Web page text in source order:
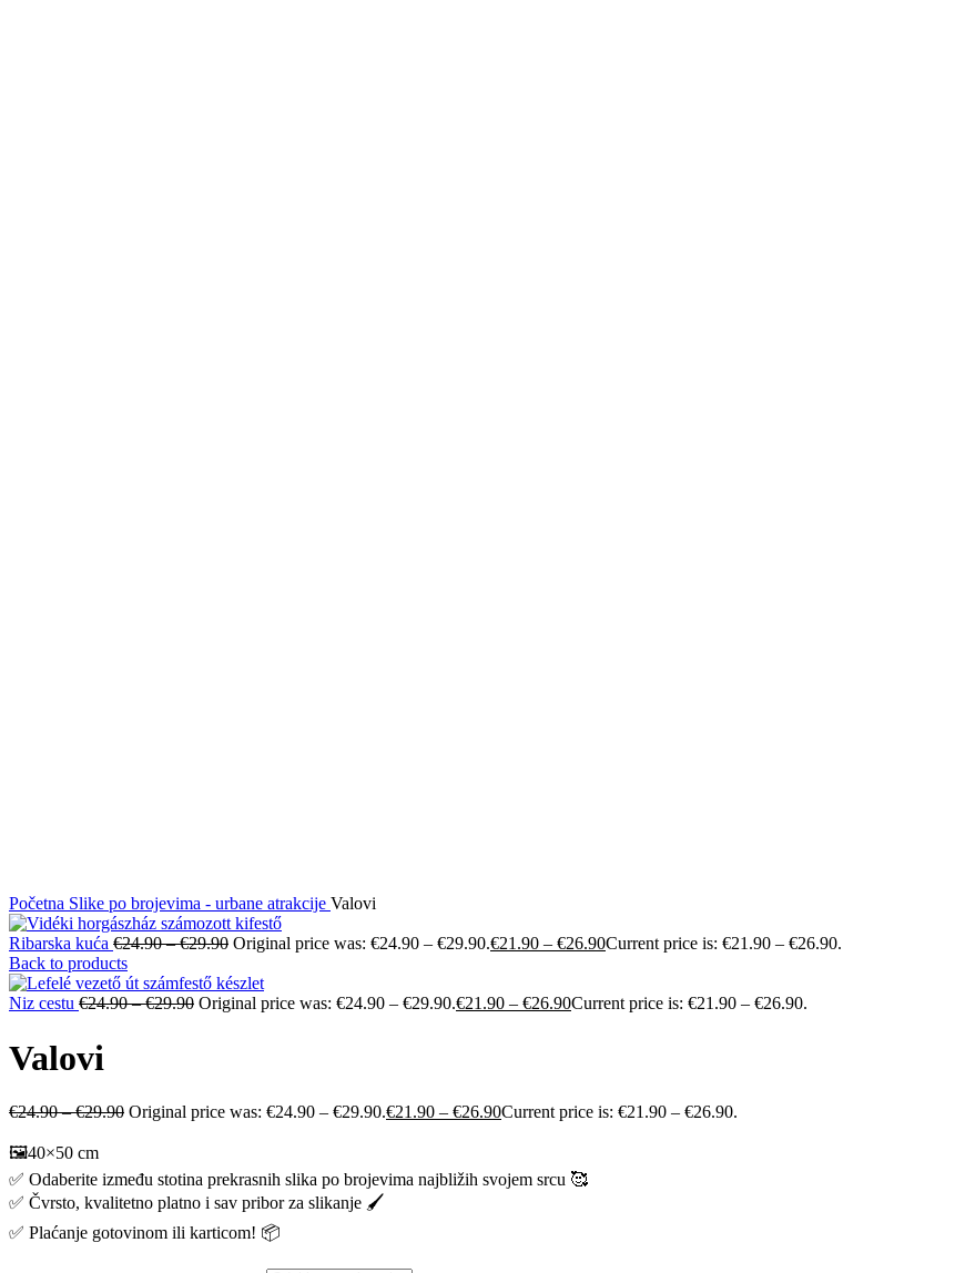
Početna Slike po brojevima - urbane atrakcije Valovi
Ribarska kuća €24.90–€29.90 Original price was: €24.90 – €29.90.€21.90 – €26.90Current price is: €21.90 – €26.90.
Back to products
Niz cestu €24.90–€29.90 Original price was: €24.90 – €29.90.€21.90 – €26.90Current price is: €21.90 – €26.90.
Valovi
€24.90–€29.90 Original price was: €24.90 – €29.90.€21.90 – €26.90Current price is: €21.90 – €26.90.
🖼️40×50 cm
✅ Odaberite između stotina prekrasnih slika po brojevima najbližih svojem srcu 🥰
✅ Čvrsto, kvalitetno platno i sav pribor za slikanje 🖌️
✅ Plaćanje gotovinom ili karticom! 📦